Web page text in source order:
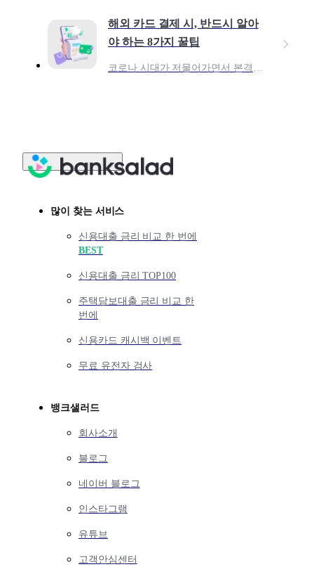
해외 카드 결제 시, 반드시 알아
야 하는 8가지 꿀팁
많이 찾는 서비스
신용대출 금리 비교 한 번에
BEST
신용대출 금리 TOP100
주택담보대출 금리 비교 한
번에
신용카드 캐시백 이벤트
무료 유전자 검사
뱅크샐러드
회사소개
블로그
네이버 블로그
인스타그램
유튜브
고객안심센터